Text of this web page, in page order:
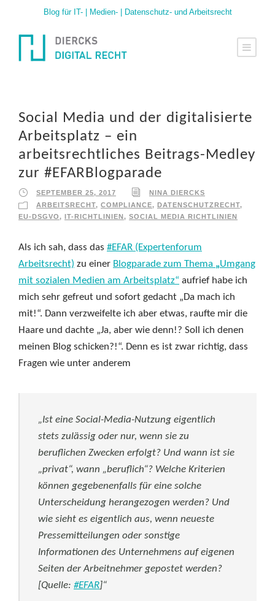
Blog für IT- | Medien- | Datenschutz- und Arbeitsrecht
Social Media und der digitalisierte
Arbeitsplatz – ein
arbeitsrechtliches Beitrags-Medley
zur #EFARBlogparade
SEPTEMBER 25, 2017
NINA DIERCKS
ARBEITSRECHT, COMPLIANCE, DATENSCHUTZRECHT,
EU-DSGVO, IT-RICHTLINIEN, SOCIAL MEDIA RICHTLINIEN
Als ich sah, dass das #EFAR (Expertenforum
Arbeitsrecht) zu einer Blogparade zum Thema „Umgang
mit sozialen Medien am Arbeitsplatz“ aufrief habe ich
mich sehr gefreut und sofort gedacht „Da mach ich
mit!“. Dann verzweifelte ich aber etwas, raufte mir die
Haare und dachte „Ja, aber wie denn!? Soll ich denen
meinen Blog schicken?!“. Denn es ist zwar richtig, dass
Fragen wie unter anderem
„Ist eine Social-Media-Nutzung eigentlich
stets zulässig oder nur, wenn sie zu
beruflichen Zwecken erfolgt? Und wann ist sie
„privat“, wann „beruflich“? Welche Kriterien
können gegebenenfalls für eine solche
Unterscheidung herangezogen werden? Und
wie sieht es eigentlich aus, wenn neueste
Pressemitteilungen oder sonstige
Informationen des Unternehmens auf eigenen
Seiten der Arbeitnehmer gepostet werden?
[Quelle: #EFAR]“